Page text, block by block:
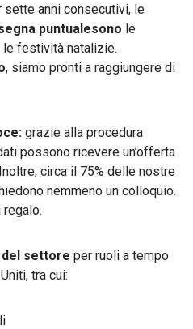
sette anni consecutivi, le
puntualesono le
festività natalizie.
, siamo pronti a raggiungere di
grazie alla procedura
possono ricevere un’offerta
circa il 75% delle nostre
nemmeno un colloquio.
regalo.
settore per ruoli a tempo
tra cui: